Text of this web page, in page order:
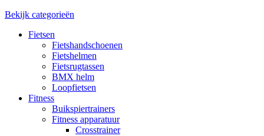
Bekijk categorieën
Fietsen
Fietshandschoenen
Fietshelmen
Fietsrugtassen
BMX helm
Loopfietsen
Fitness
Buikspiertrainers
Fitness apparatuur
Crosstrainer